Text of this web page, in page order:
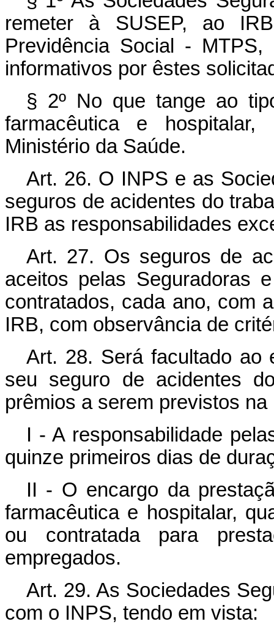
remeter à SUSEP, ao
Previdência Social -
informativos por êstes
§ 2º No que tange ao
farmacêutica e
Ministério da Saúde.
Art. 26. O INPS e as
seguros de acidentes do
IRB as responsabilidades
Art. 27. Os seguros de
aceitos pelas Seguradoras
contratados, cada ano, com
IRB, com observância de
Art. 28. Será facultado ao
seu seguro de acidentes
prêmios a serem previstos
I - A responsabilidade
quinze primeiros dias de
II - O encargo da
farmacêutica e hospitalar,
ou contratada para
empregados.
Art. 29. As Sociedades
com o INPS, tendo em vista: